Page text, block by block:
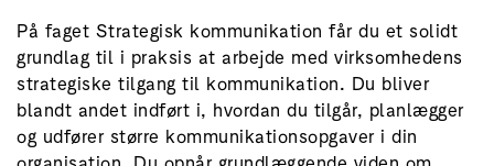
På faget Strategisk kommunikation får du et solidt
grundlag til i praksis at arbejde med virksomhedens
strategiske tilgang til kommunikation. Du bliver
blandt andet indført i, hvordan du tilgår, planlægger
og udfører større kommunikationsopgaver i din
organisation. Du opnår grundlæggende viden om